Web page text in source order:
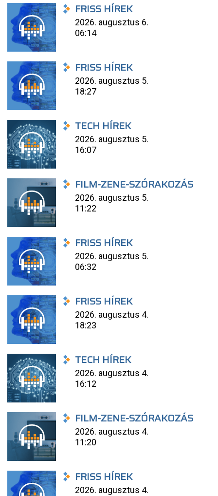
FRISS HÍREK
2026. augusztus 6.
06:14
FRISS HÍREK
2026. augusztus 5.
18:27
TECH HÍREK
2026. augusztus 5.
16:07
FILM-ZENE-SZÓRAKOZÁS
2026. augusztus 5.
11:22
FRISS HÍREK
2026. augusztus 5.
06:32
FRISS HÍREK
2026. augusztus 4.
18:23
TECH HÍREK
2026. augusztus 4.
16:12
FILM-ZENE-SZÓRAKOZÁS
2026. augusztus 4.
11:20
FRISS HÍREK
2026. augusztus 4.